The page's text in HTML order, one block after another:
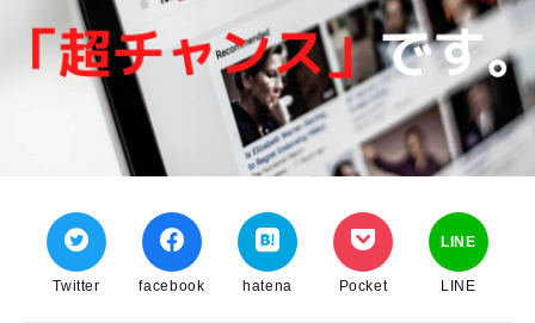
Twitter facebook hatena Pocket
LINE
LINE